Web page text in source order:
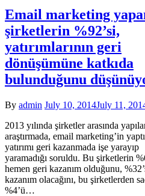
Email marketing
şirketlerin %92’si,
yatırımlarının geri
dönüşümüne katkıda
bulunduğunu
By admin July 10, 2014July 11,
2013 yılında şirketler arasında
araştırmada, email marketing’in
yatırımı geri kazanmada işe yarayıp
yaramadığı soruldu. Bu şirketlerin
hemen geri kazanım olduğunu,
kazanım olacağını, bu şirketlerden
%4’ü…